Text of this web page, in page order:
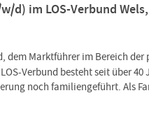
im LOS-Verbund Wels,
dem Marktführer im Bereich der
Verbund besteht seit über 40
noch familiengeführt. Als